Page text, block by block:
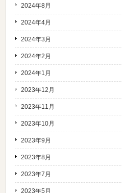
2024年8月
2024年4月
2024年3月
2024年2月
2024年1月
2023年12月
2023年11月
2023年10月
2023年9月
2023年8月
2023年7月
2023年5月